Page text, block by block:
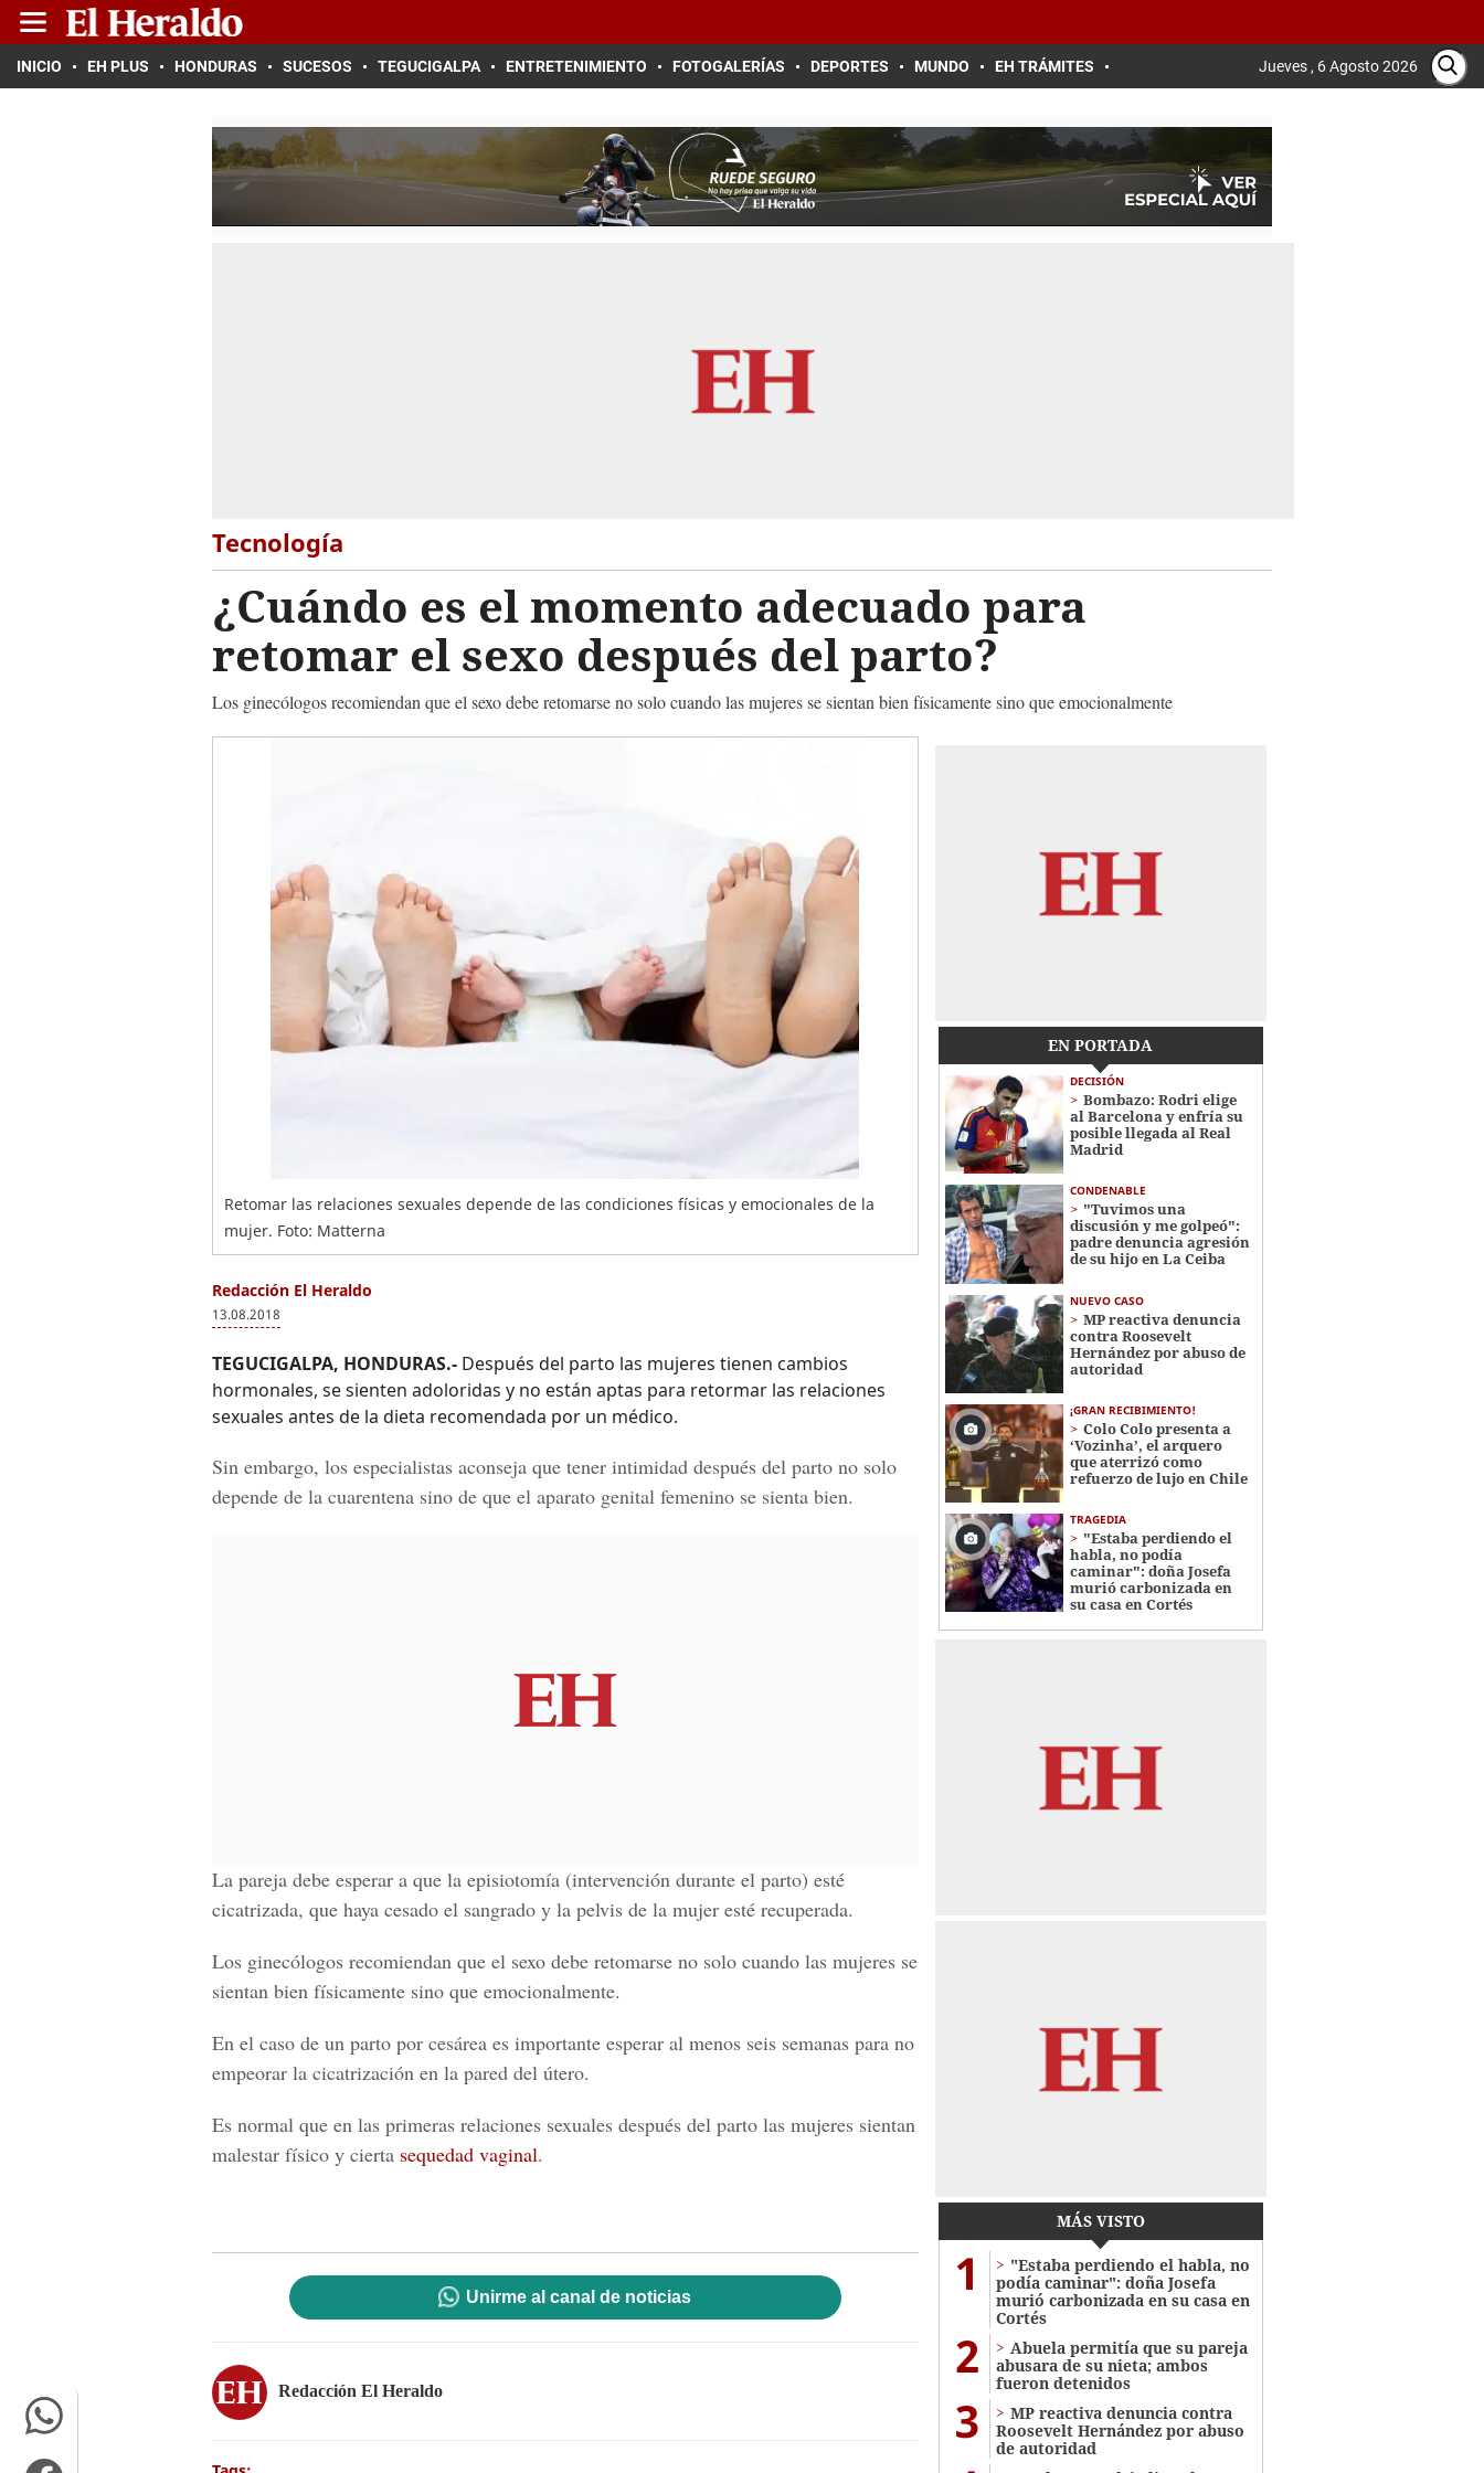
INICIO EH PLUS HONDURAS SUCESOS TEGUCIGALPA ENTRETENIMIENTO FOTOGALERÍAS DEPORTES MUNDO EH TRÁMITES Jueves , 6 Agosto 2026
Tecnología
¿Cuándo es el momento adecuado para
retomar el sexo después del parto?
Los ginecólogos recomiendan que el sexo debe retomarse no solo cuando las mujeres se sientan bien físicamente sino que emocionalmente
Retomar las relaciones sexuales depende de las condiciones físicas y emocionales de la
mujer. Foto: Matterna
Redacción El Heraldo
13.08.2018
TEGUCIGALPA, HONDURAS.- Después del parto las mujeres tienen cambios
hormonales, se sienten adoloridas y no están aptas para retormar las relaciones
sexuales antes de la dieta recomendada por un médico.
Sin embargo, los especialistas aconseja que tener intimidad después del parto no solo
depende de la cuarentena sino de que el aparato genital femenino se sienta bien.
La pareja debe esperar a que la episiotomía (intervención durante el parto) esté
cicatrizada, que haya cesado el sangrado y la pelvis de la mujer esté recuperada.
Los ginecólogos recomiendan que el sexo debe retomarse no solo cuando las mujeres se
sientan bien físicamente sino que emocionalmente.
En el caso de un parto por cesárea es importante esperar al menos seis semanas para no
empeorar la cicatrización en la pared del útero.
Es normal que en las primeras relaciones sexuales después del parto las mujeres sientan
malestar físico y cierta sequedad vaginal.
Unirme al canal de noticias
Redacción El Heraldo
EN PORTADA
DECISIÓN
Bombazo: Rodri elige
al Barcelona y enfría su
posible llegada al Real
Madrid
CONDENABLE
"Tuvimos una
discusión y me golpeó":
padre denuncia agresión
de su hijo en La Ceiba
NUEVO CASO
MP reactiva denuncia
contra Roosevelt
Hernández por abuso de
autoridad
¡GRAN RECIBIMIENTO!
Colo Colo presenta a
‘Vozinha’, el arquero
que aterrizó como
refuerzo de lujo en Chile
TRAGEDIA
"Estaba perdiendo el
habla, no podía
caminar": doña Josefa
murió carbonizada en
su casa en Cortés
MÁS VISTO
1
"Estaba perdiendo el habla, no
podía caminar": doña Josefa
murió carbonizada en su casa en
Cortés
2
Abuela permitía que su pareja
abusara de su nieta; ambos
fueron detenidos
3
MP reactiva denuncia contra
Roosevelt Hernández por abuso
de autoridad